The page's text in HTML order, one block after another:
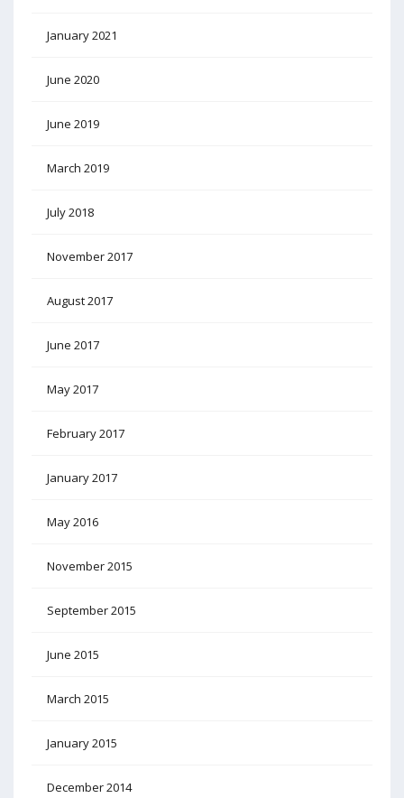
January 2021
June 2020
June 2019
March 2019
July 2018
November 2017
August 2017
June 2017
May 2017
February 2017
January 2017
May 2016
November 2015
September 2015
June 2015
March 2015
January 2015
December 2014